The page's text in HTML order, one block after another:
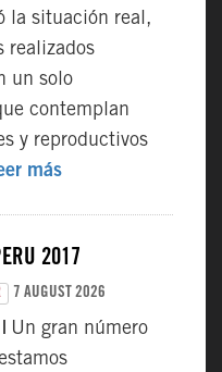
la situación real,
realizados
un solo
contemplan
y reproductivos
más
2017
7 AUGUST 2026
Un gran número